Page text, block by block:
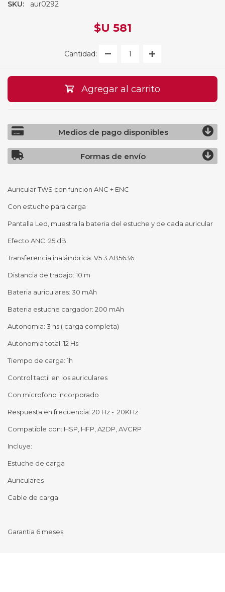
SKU: aur0292
$U 581
Cantidad:
Agregar al carrito
Medios de pago disponibles
Formas de envío
Auricular TWS con funcion ANC + ENC
Con estuche para carga
Pantalla Led, muestra la bateria del estuche y de cada auricular
Efecto ANC: 25 dB
Transferencia inalámbrica: V5.3 AB5636
Distancia de trabajo: 10 m
Bateria auriculares: 30 mAh
Bateria estuche cargador: 200 mAh
Autonomia: 3 hs ( carga completa)
Autonomia total: 12 Hs
Tiempo de carga: 1h
Control tactil en los auriculares
Con microfono incorporado
Respuesta en frecuencia: 20 Hz - 20KHz
Compatible con: HSP, HFP, A2DP, AVCRP
Incluye:
Estuche de carga
Auriculares
Cable de carga
Garantia 6 meses